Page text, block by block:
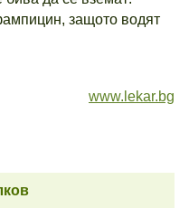
защото водят
www.lekar.bg